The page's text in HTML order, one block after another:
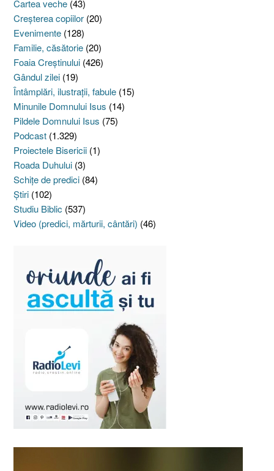
Cartea veche (43)
Creşterea copiilor (20)
Evenimente (128)
Familie, căsătorie (20)
Foaia Creştinului (426)
Gândul zilei (19)
Întâmplări, ilustraţii, fabule (15)
Minunile Domnului Isus (14)
Pildele Domnului Isus (75)
Podcast (1.329)
Proiectele Bisericii (1)
Roada Duhului (3)
Schiţe de predici (84)
Ştiri (102)
Studiu Biblic (537)
Video (predici, mărturii, cântări) (46)